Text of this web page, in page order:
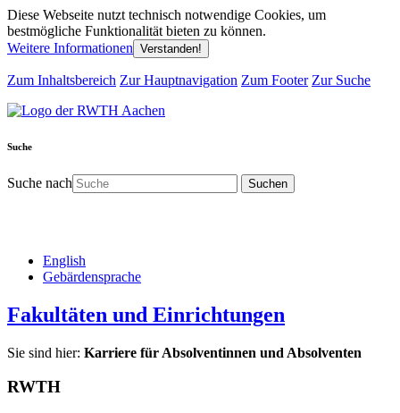
Diese Webseite nutzt technisch notwendige Cookies, um
bestmögliche Funktionalität bieten zu können.
Weitere Informationen Verstanden!
Zum Inhaltsbereich Zur Hauptnavigation Zum Footer Zur Suche
Suche
Suche nach
English
Gebärdensprache
Fakultäten und Einrichtungen
Sie sind hier: Karriere für Absolventinnen und Absolventen
RWTH